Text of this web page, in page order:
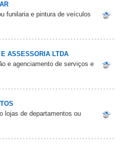
funilaria e pintura de veículos
ASSESSORIA LTDA
e agenciamento de serviços e
lojas de departamentos ou